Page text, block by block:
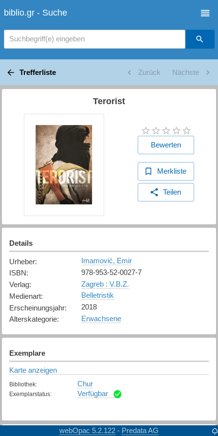
biblio.gr - Suche
Suchbegriff(e) eingeben
Trefferliste Zurück Nächste
Terorist
Bewerten
Merkliste
Teilen
Details
Urheber:
Imamović, Emir
ISBN:
978-953-52-0027-7
Verlag:
Zagreb : V.B.Z.
Medienart:
Belletristik
Erscheinungsjahr:
2018
Alterskategorie: Erwachsene
Exemplare
Karte anzeigen
Bibliothek: Chur
Exemplarstatus: Verfügbar
webOpac 5.2.122 - Predata AG